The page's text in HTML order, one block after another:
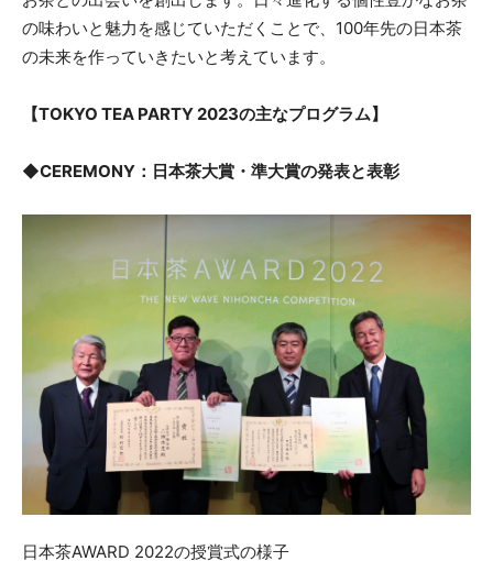
の味わいと魅力を感じていただくことで、100年先の日本茶
の未来を作っていきたいと考えています。
【TOKYO TEA PARTY 2023の主なプログラム】
◆CEREMONY：日本茶大賞・準大賞の発表と表彰
日本茶AWARD 2022の授賞式の様子